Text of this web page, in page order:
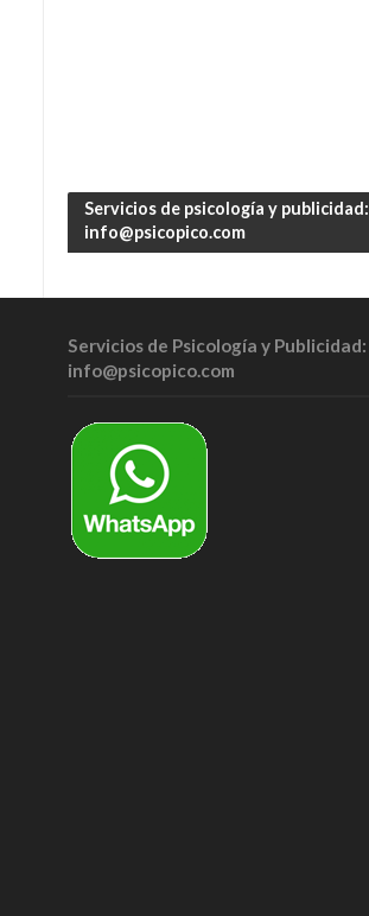
Servicios de psicología y publicidad:
info@psicopico.com
Servicios de Psicología y Publicidad:
info@psicopico.com